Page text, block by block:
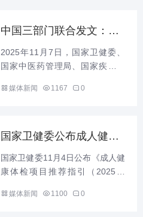
中国三部门联合发文：禁
止10类互联网健康科普负
面行为
2025年11月7日，国家卫健委、
国家中医药管理局、国家疾控局
科普负面行为清单(试行）》，明
宣传、泄露隐私等问题。...
媒体新闻 1167 0
国家卫健委公布成人健康
体检“新国标”
国家卫健委11月4日公布《成人健
康体检项目推荐指引（2025年
检行为，维护受检者健康权益。
媒体新闻 1100 0